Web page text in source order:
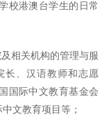
校港澳台学生的日常
相关机构的管理与服
长、汉语教师和志愿
国际中文教育基金会
文教育项目等；